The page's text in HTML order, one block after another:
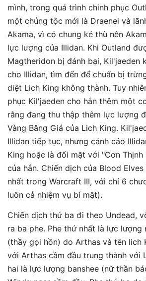
mình, trong quá trình chinh phục
một chủng tộc mới là Draenei và
Akama, vì có chung kẻ thù nên
lực lượng của Illidan. Khi Outland
Magtheridon bị đánh bại, Kil'jaeden
cho Illidan, tìm đến để chuẩn bị
diệt Lich King không thành. Tuy
phục Kil'jaeden cho hắn thêm một
rằng đang thu thập thêm lực lượng
Vàng Băng Giá của Lich King.
Illidan tiếp tục, nhưng cảnh cáo
King hoặc là đối mặt với "Cơn Thịnh
của hắn. Chiến dịch của Blood
nhất trong Warcraft III, với chỉ 6
luôn cả nhiệm vụ bí mật).
Chiến dịch thứ ba đi theo Undead,
ra ba phe. Phe thứ nhất là lực lượng
(thầy gọi hồn) do Arthas và tên lich
với Arthas cầm đầu trung thành với
hai là lực lượng banshee (nữ thần